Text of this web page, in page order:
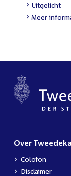
Uitgelicht
Meer
Over
Colofon
Disclaimer